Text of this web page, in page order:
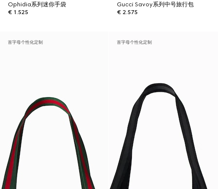
Ophidia系列迷你手袋
€ 1.525
Gucci Savoy系列中号旅行包
€ 2.575
首字母个性化定制 首字母个性化定制